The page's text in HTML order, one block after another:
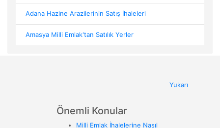
Adana Hazine Arazilerinin Satış İhaleleri
Amasya Milli Emlak'tan Satılık Yerler
Yukarı
Önemli Konular
Milli Emlak İhalelerine Nasıl